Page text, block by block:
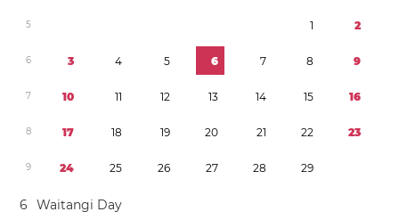
5 1 2
6 3 4 5 6 7 8 9
7 10 11 12 13 14 15 16
8 17 18 19 20 21 22 23
9 24 25 26 27 28 29
6 Waitangi Day